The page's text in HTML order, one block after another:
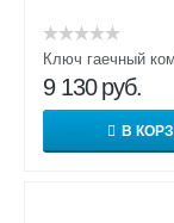
Ключ гаечный
9 130 руб.
В